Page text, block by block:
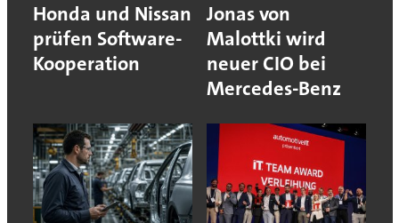
Honda und Nissan
prüfen Software-
Kooperation
Jonas von
Malottki wird
neuer CIO bei
Mercedes-Benz